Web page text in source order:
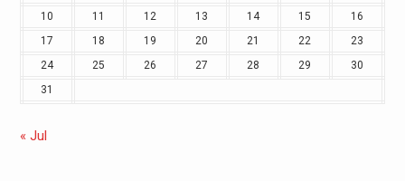
10
11 12 13 14 15
16
17
18 19 20 21 22
23
24
25 26 27 28 29
30
31
« Jul